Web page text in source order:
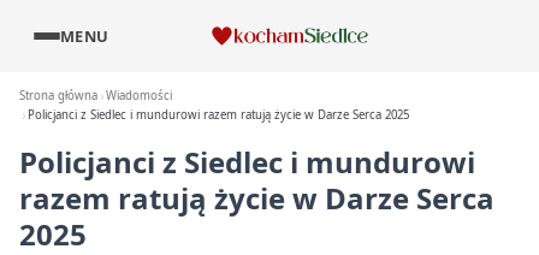
MENU
Strona główna Wiadomości
Policjanci z Siedlec i mundurowi razem ratują życie w Darze Serca 2025
Policjanci z Siedlec i mundurowi
razem ratują życie w Darze Serca
2025